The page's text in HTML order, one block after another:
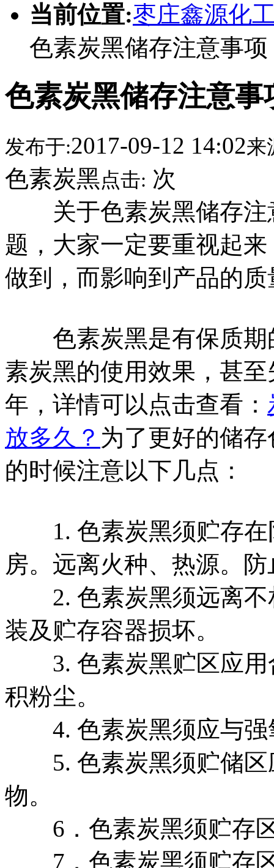
当前位置:枣庄鑫源化
色素炭黑储存注意事
色素炭黑储存注意
发布于:2017-09-12 14:02来
色素炭黑点击: 次
关于色素炭黑储存注
题，大家一定要重视起
做到，而影响到产品的
色素炭黑是有保质期
素炭黑的使用效果，甚
年，详情可以点击查看：
放多久？ 为了更好的储
的时候注意以下几点：
1. 色素炭黑须贮存在
房。远离火种、热源。
2. 色素炭黑须远离不
装及贮存容器损坏。
3. 色素炭黑贮区应用
积粉尘。
4. 色素炭黑须应与强
5. 色素炭黑须贮储区
物。
6．色素炭黑须贮存区
7．色素炭黑须贮存区